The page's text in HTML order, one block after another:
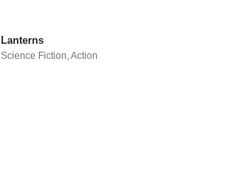
Lanterns
Science Fiction,Action